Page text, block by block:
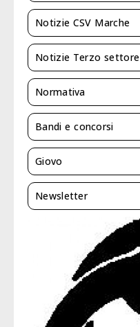
Notizie CSV Marche
Notizie Terzo settore
Normativa
Bandi e concorsi
Giovo
Newsletter